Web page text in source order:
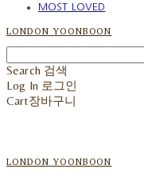
MOST LOVED
LONDON YOONBOON
Search 검색
Log In 로그인
Cart장바구니
LONDON YOONBOON